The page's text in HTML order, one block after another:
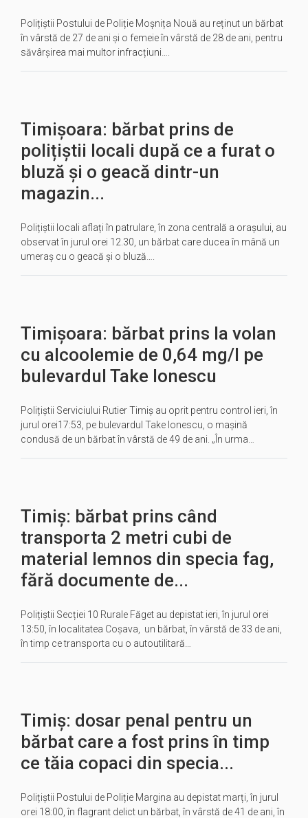
Polițiștii Postului de Poliție Moșnița Nouă au reținut un bărbat
în vârstă de 27 de ani și o femeie în vârstă de 28 de ani, pentru
săvârșirea mai multor infracțiuni….
Timișoara: bărbat prins de
polițiștii locali după ce a furat o
bluză și o geacă dintr-un
magazin...
Polițiștii locali aflați în patrulare, în zona centrală a orașului, au
observat în jurul orei 12.30, un bărbat care ducea în mână un
umeraș cu o geacă și o bluză….
Timișoara: bărbat prins la volan
cu alcoolemie de 0,64 mg/l pe
bulevardul Take Ionescu
Polițiștii Serviciului Rutier Timiș au oprit pentru control ieri, în
jurul orei17:53, pe bulevardul Take Ionescu, o mașină
condusă de un bărbat în vârstă de 49 de ani. „În urma…
Timiș: bărbat prins când
transporta 2 metri cubi de
material lemnos din specia fag,
fără documente de...
Polițiștii Secției 10 Rurale Făget au depistat ieri, în jurul orei
13:50, în localitatea Coșava, un bărbat, în vârstă de 33 de ani,
în timp ce transporta cu o autoutilitară…
Timiș: dosar penal pentru un
bărbat care a fost prins în timp
ce tăia copaci din specia...
Polițiștii Postului de Poliție Margina au depistat marți, în jurul
orei 18:00, în flagrant delict un bărbat, în vârstă de 41 de ani, în